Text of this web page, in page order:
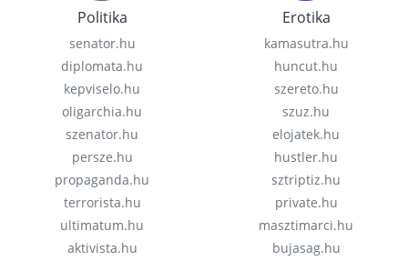
Politika
senator.hu
diplomata.hu
kepviselo.hu
oligarchia.hu
szenator.hu
persze.hu
propaganda.hu
terrorista.hu
ultimatum.hu
aktivista.hu
Erotika
kamasutra.hu
huncut.hu
szereto.hu
szuz.hu
elojatek.hu
hustler.hu
sztriptiz.hu
private.hu
masztimarci.hu
bujasag.hu